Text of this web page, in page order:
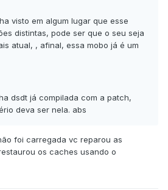
visto em algum lugar que esse
distintas, pode ser que o seu seja
atual, , afinal, essa mobo já é um
dsdt já compilada com a patch,
deva ser nela. abs
foi carregada vc reparou as
os caches usando o